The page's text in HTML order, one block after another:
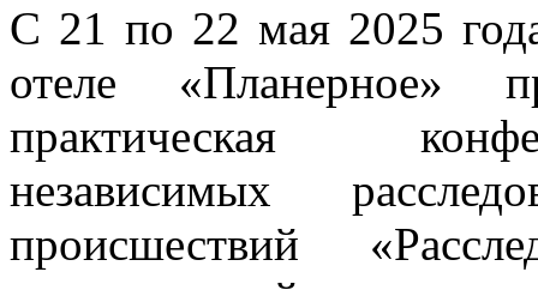
С 21 по 22 мая 2025
отеле «Планерное»
практическая
независимых
происшествий